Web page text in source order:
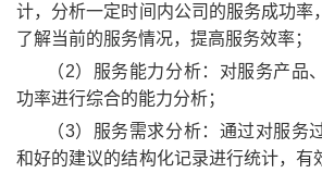
计，分析一定时间内公司的服务成功率
了解当前的服务情况，提高服务效率；
（2）服务能力分析：对服务产品
功率进行综合的能力分析；
（3）服务需求分析：通过对服务
和好的建议的结构化记录进行统计，有